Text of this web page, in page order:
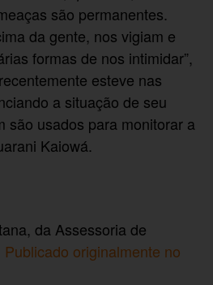
são permanentes.
da gente, nos vigiam e
formas de nos intimidar”,
esteve nas
a situação de seu
são usados para monitorar a
Kaiowá.
da Assessoria de
Publicado originalmente no